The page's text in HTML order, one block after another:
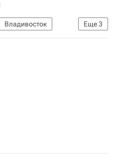
Еще3
Владивосток
Эрмитаж Россия